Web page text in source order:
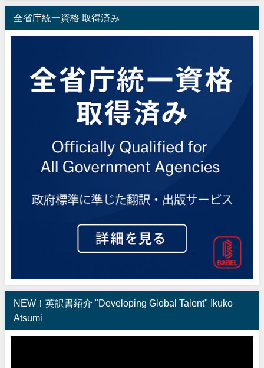
全省庁統一資格 取得済み
NEW！英訳書紹介 "Developing Global Talent" Ikuko
Atsumi